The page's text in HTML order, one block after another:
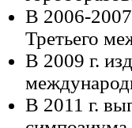
В 2006-2007
Третьего
В 2009 г.
В 2011 г.